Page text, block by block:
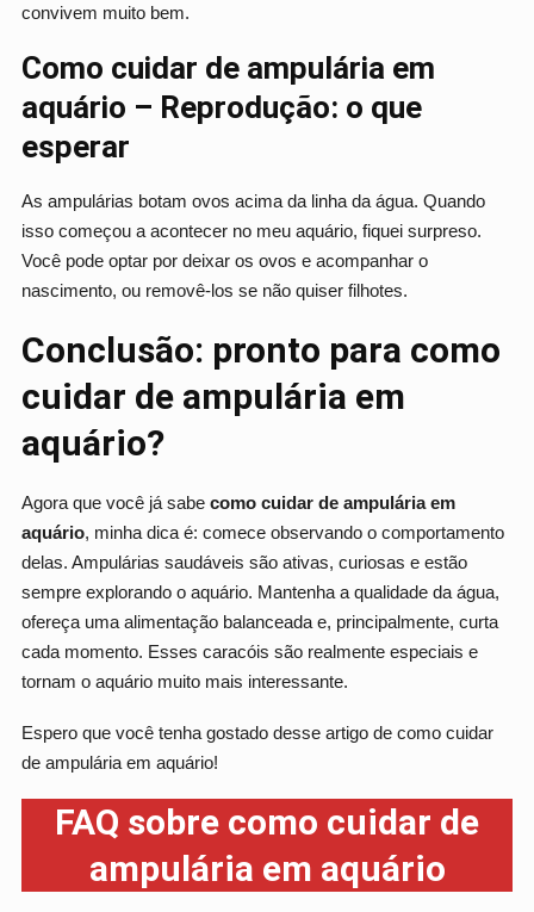
convivem muito bem.
Como cuidar de ampulária em
aquário – Reprodução: o que
esperar
As ampulárias botam ovos acima da linha da água. Quando
isso começou a acontecer no meu aquário, fiquei surpreso.
Você pode optar por deixar os ovos e acompanhar o
nascimento, ou removê-los se não quiser filhotes.
Conclusão: pronto para como
cuidar de ampulária em
aquário?
Agora que você já sabe como cuidar de ampulária em
aquário, minha dica é: comece observando o comportamento
delas. Ampulárias saudáveis são ativas, curiosas e estão
sempre explorando o aquário. Mantenha a qualidade da água,
ofereça uma alimentação balanceada e, principalmente, curta
cada momento. Esses caracóis são realmente especiais e
tornam o aquário muito mais interessante.
Espero que você tenha gostado desse artigo de como cuidar
de ampulária em aquário!
FAQ sobre como cuidar de
ampulária em aquário